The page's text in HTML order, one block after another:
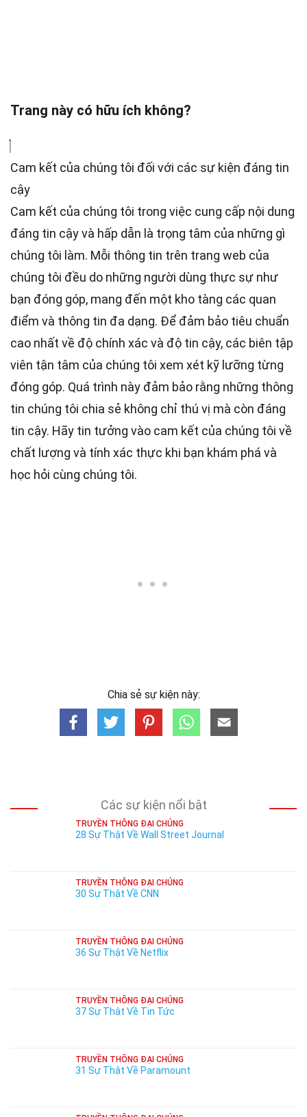
Trang này có hữu ích không?
Cam kết của chúng tôi đối với các sự kiện đáng tin
cậy
Cam kết của chúng tôi trong việc cung cấp nội dung
đáng tin cậy và hấp dẫn là trọng tâm của những gì
chúng tôi làm. Mỗi thông tin trên trang web của
chúng tôi đều do những người dùng thực sự như
bạn đóng góp, mang đến một kho tàng các quan
điểm và thông tin đa dạng. Để đảm bảo tiêu chuẩn
cao nhất về độ chính xác và độ tin cậy, các biên tập
viên tận tâm của chúng tôi xem xét kỹ lưỡng từng
đóng góp. Quá trình này đảm bảo rằng những thông
tin chúng tôi chia sẻ không chỉ thú vị mà còn đáng
tin cậy. Hãy tin tưởng vào cam kết của chúng tôi về
chất lượng và tính xác thực khi bạn khám phá và
học hỏi cùng chúng tôi.
Chia sẻ sự kiện này:
Các sự kiện nổi bật
TRUYỀN THÔNG ĐẠI CHÚNG
28 Sự Thật Về Wall Street Journal
TRUYỀN THÔNG ĐẠI CHÚNG
30 Sự Thật Về CNN
TRUYỀN THÔNG ĐẠI CHÚNG
36 Sự Thật Về Netflix
TRUYỀN THÔNG ĐẠI CHÚNG
37 Sự Thật Về Tin Tức
TRUYỀN THÔNG ĐẠI CHÚNG
31 Sự Thật Về Paramount